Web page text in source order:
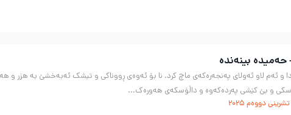
بینەندە
و ئەم لاو ئەولای پەنجەرەکەی ماچ کرد. نا بۆ ئەوەی ڕووناکی و تیشک ئەبەخشێ بە هزر و
و بێ کێشی پەردەکەوە و داڵۆسکەی هەورەک...